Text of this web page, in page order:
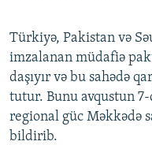
Türkiyə, Pakistan və
imzalanan müdafiə
daşıyır və bu sahədə
tutur. Bunu avqustun
regional güc Məkkədə
bildirib.